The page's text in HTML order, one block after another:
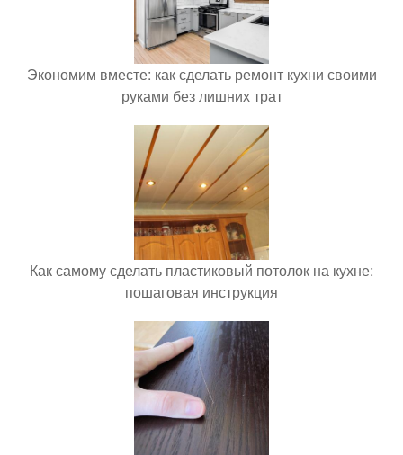
Экономим вместе: как сделать ремонт кухни своими
руками без лишних трат
Как самому сделать пластиковый потолок на кухне:
пошаговая инструкция